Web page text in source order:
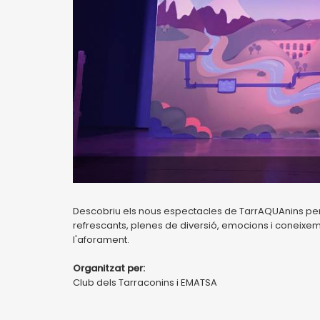
Descobriu els nous espectacles de TarrAQUAnins
refrescants, plenes de diversió, emocions i
l'aforament.
Organitzat per:
Club dels Tarraconins i EMATSA